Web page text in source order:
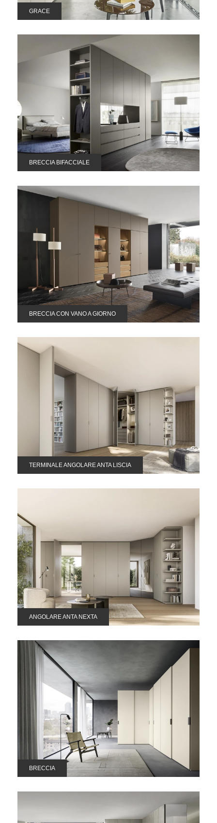
GRACE
BRECCIA BIFACCIALE
BRECCIA CON VANO A GIORNO
TERMINALE ANGOLARE ANTA LISCIA
ANGOLARE ANTA NEXTA
BRECCIA